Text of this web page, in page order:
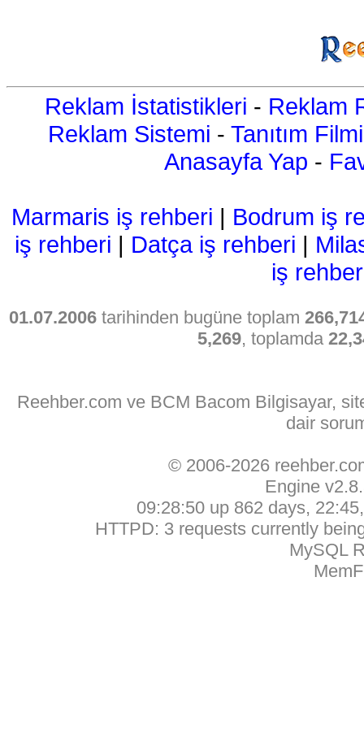
Reklam İstatistikleri - Reklam
Reklam Sistemi - Tanıtım Filmi
Anasayfa Yap -
Marmaris iş rehberi | Bodrum iş
iş rehberi | Datça iş rehberi |
iş
01.07.2006 tarihinden bugüne toplam
5,269, toplamda
Reehber.com ve BCM Bacom Bilgisayar,
dair
© 2006-2026
Engine
09:28:50 up 862 days,
HTTPD: 3 requests currently
MySQL